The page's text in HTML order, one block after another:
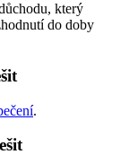
který
do doby
.